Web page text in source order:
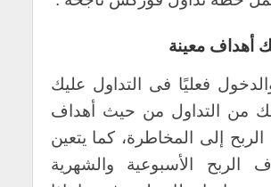
فعليًا فى التداول عليك
من التداول من حيث أهداف
الربح إلى المخاطرة، كما يتعين
الربح الأسبوعية والشهرية